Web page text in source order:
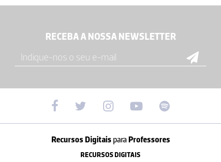
RECEBA A NOSSA NEWSLETTER
Recursos Digitais paraProfessores
RECURSOS DIGITAIS